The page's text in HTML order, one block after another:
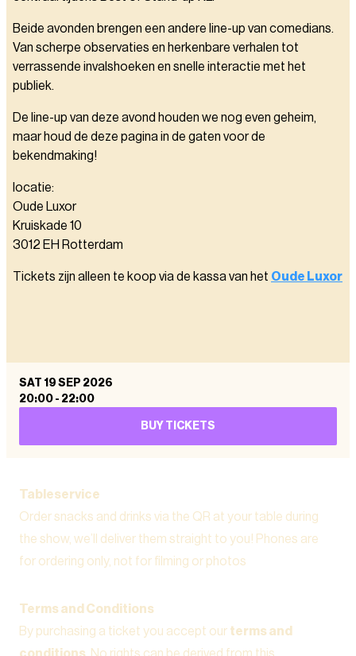
Beide avonden brengen een andere line-up van comedians.
Van scherpe observaties en herkenbare verhalen tot
verrassende invalshoeken en snelle interactie met het
publiek.
De line-up van deze avond houden we nog even geheim,
maar houd de deze pagina in de gaten voor de
bekendmaking!
locatie:
Oude Luxor
Kruiskade 10
3012 EH Rotterdam
Tickets zijn alleen te koop via de kassa van het Oude Luxor
SAT 19 SEP 2026
20:00 - 22:00
BUY TICKETS
Tableservice
Order snacks and drinks via the QR at your table during
the show, we’ll deliver them straight to you! Phones are
for ordering only, not for filming or photos
Terms and Conditions
By purchasing a ticket you accept our terms and